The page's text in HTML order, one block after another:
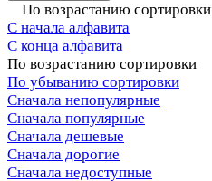
По возрастанию сортировки
С начала алфавита
С конца алфавита
По возрастанию сортировки
По убыванию сортировки
Сначала непопулярные
Сначала популярные
Сначала дешевые
Сначала дорогие
Сначала недоступные